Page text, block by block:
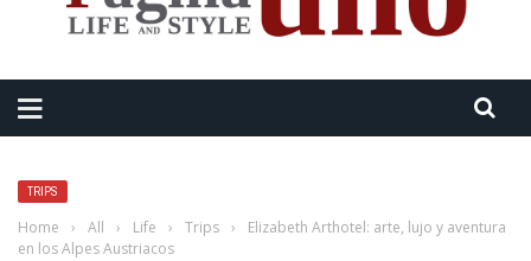
TRIPS
Home › All › Life › Trips ›
Elizabeth Arthotel: arte, lujo y aventura
en los Alpes Austriacos